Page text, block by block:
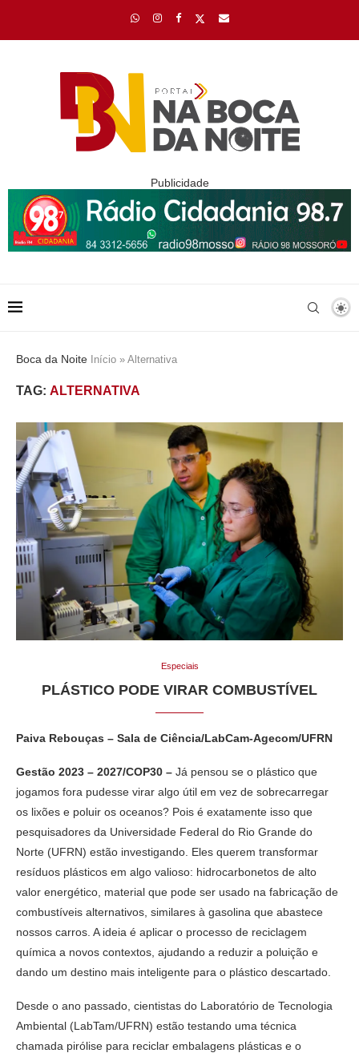
Publicidade
Boca da Noite Início » Alternativa
TAG: ALTERNATIVA
Especiais
PLÁSTICO PODE VIRAR COMBUSTÍVEL
Paiva Rebouças – Sala de Ciência/LabCam-Agecom/UFRN
Gestão 2023 – 2027/COP30 – Já pensou se o plástico que
jogamos fora pudesse virar algo útil em vez de sobrecarregar
os lixões e poluir os oceanos? Pois é exatamente isso que
pesquisadores da Universidade Federal do Rio Grande do
Norte (UFRN) estão investigando. Eles querem transformar
resíduos plásticos em algo valioso: hidrocarbonetos de alto
valor energético, material que pode ser usado na fabricação de
combustíveis alternativos, similares à gasolina que abastece
nossos carros. A ideia é aplicar o processo de reciclagem
química a novos contextos, ajudando a reduzir a poluição e
dando um destino mais inteligente para o plástico descartado.
Desde o ano passado, cientistas do Laboratório de Tecnologia
Ambiental (LabTam/UFRN) estão testando uma técnica
chamada pirólise para reciclar embalagens plásticas e o